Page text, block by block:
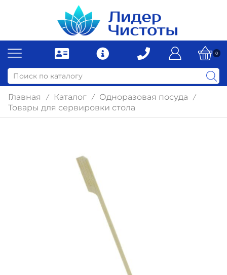
0
Главная / Каталог / Одноразовая посуда /
Товары для сервировки стола